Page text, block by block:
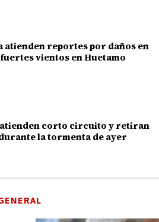
atienden reportes por daños en
vientos en Huetamo
atienden corto circuito y retiran
la tormenta de ayer